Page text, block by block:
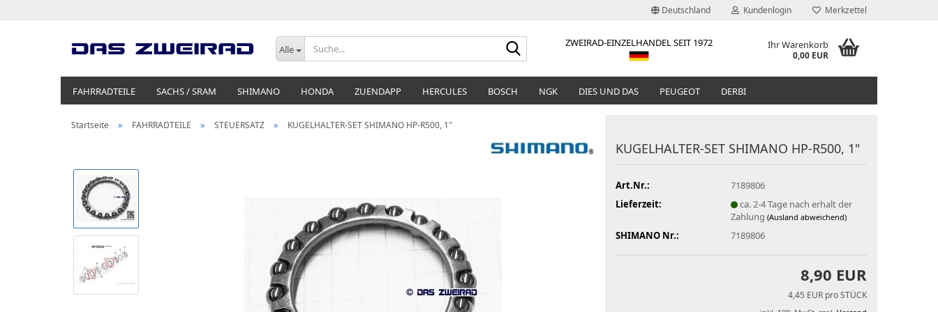
Deutschland Kundenlogin Merkzettel
Alle
ZWEIRAD-EINZELHANDEL SEIT 1972 Ihr Warenkorb
0,00 EUR
FAHRRADTEILE SACHS / SRAM SHIMANO HONDA ZUENDAPP HERCULES BOSCH NGK DIES UND DAS PEUGEOT DERBI
Startseite » FAHRRADTEILE » STEUERSATZ » KUGELHALTER-SET SHIMANO HP-R500, 1"
KUGELHALTER-SET SHIMANO HP-R500, 1"
Art.Nr.:
7189806
Lieferzeit:
ca. 2-4 Tage nach erhalt der
Zahlung (Ausland abweichend)
SHIMANO Nr.: 7189806
8,90 EUR
4,45 EUR pro STÜCK